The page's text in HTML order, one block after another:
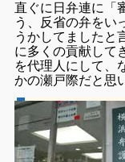
直ぐに日弁連に「
う、反省の弁をい
うかしてましたと
に多くの貢献して
を代理人にして、
かの瀬戸際だと思